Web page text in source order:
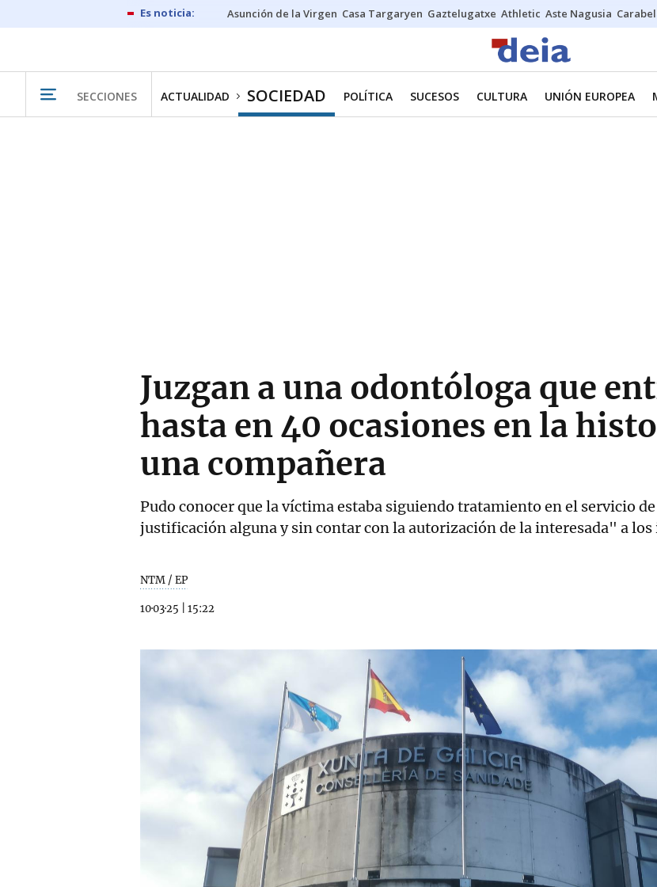
Asunción de la Virgen Casa Targaryen Gaztelugatxe Athletic Aste Nagusia
SECCIONES ACTUALIDAD SOCIEDAD POLÍTICA SUCESOS CULTURA UNIÓN EUROPEA
Juzgan a una odontóloga que
hasta en 40 ocasiones en la
una compañera
Pudo conocer que la víctima estaba siguiendo tratamiento en el servicio
justificación alguna y sin contar con la autorización de la interesada" a
NTM / EP
10·03·25 15:22